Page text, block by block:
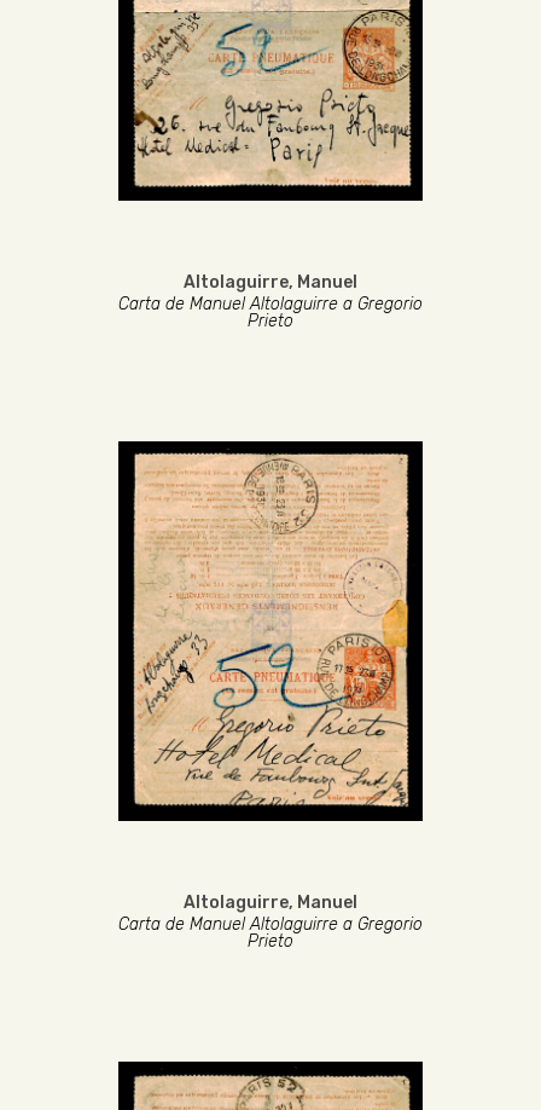
Altolaguirre, Manuel
Carta de Manuel Altolaguirre a Gregorio
Prieto
Altolaguirre, Manuel
Carta de Manuel Altolaguirre a Gregorio
Prieto